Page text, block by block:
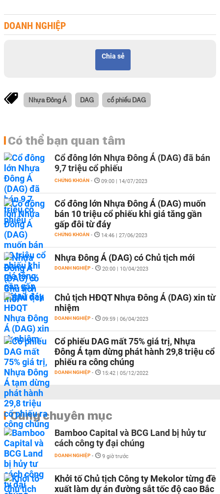
DOANH NGHIỆP
Chia sẻ
Nhựa Đông Á DAG cổ phiếu DAG
Có thể bạn quan tâm
Cổ đông lớn Nhựa Đông Á (DAG) đã bán
9,7 triệu cổ phiếu
CHỨNG KHOÁN - 09:00 | 14/07/2023
Cổ đông lớn Nhựa Đông Á (DAG) muốn
bán 10 triệu cổ phiếu khi giá tăng gần
gấp đôi từ đáy
CHỨNG KHOÁN - 14:46 | 27/06/2023
Nhựa Đông Á (DAG) có Chủ tịch mới
DOANH NGHIỆP - 20:00 | 10/04/2023
Chủ tịch HĐQT Nhựa Đông Á (DAG) xin từ
nhiệm
DOANH NGHIỆP - 09:59 | 06/04/2023
Cổ phiếu DAG mất 75% giá trị, Nhựa
Đông Á tạm dừng phát hành 29,8 triệu cổ
phiếu ra công chúng
DOANH NGHIỆP - 15:42 | 05/12/2022
Cùng chuyên mục
Bamboo Capital và BCG Land bị hủy tư
cách công ty đại chúng
DOANH NGHIỆP - 9 giờ trước
Khởi tố Chủ tịch Công ty Mekolor từng đề
xuất làm dự án đường sắt tốc độ cao Bắc